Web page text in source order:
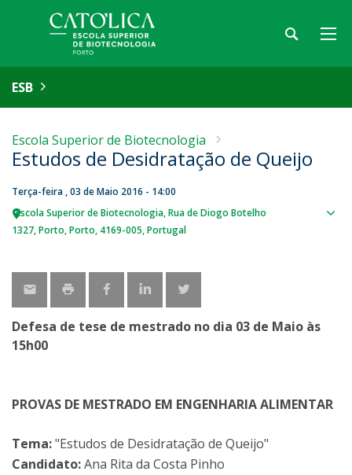
ESB
Escola Superior de Biotecnologia
Estudos de Desidratação de Queijo
Terça-feira , 03 de Maio 2016 - 14:00
Escola Superior de Biotecnologia Rua de Diogo Botelho
1327 Porto Porto 4169-005 Portugal
Defesa de tese de mestrado no dia 03 de Maio às
15h00
PROVAS DE MESTRADO EM ENGENHARIA ALIMENTAR
Tema:"Estudos de Desidratação de Queijo"
Candidato:Ana Rita da Costa Pinho